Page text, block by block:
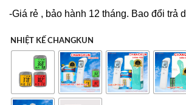
-Giá rẻ , bảo hành 12 tháng. Bao đổi trả
NHIỆT KẾ CHANGKUN